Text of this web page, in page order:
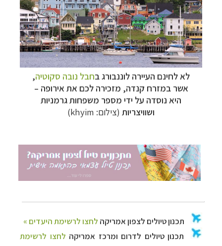
לא לחינם העיירה לוננבורג בחבל נובה סקוטיה,
אשר במזרח קנדה, מזכירה לכם את אירופה –
היא נוסדה על ידי מספר משפחות גרמניות
ושוויצריות (צילום: khyim)